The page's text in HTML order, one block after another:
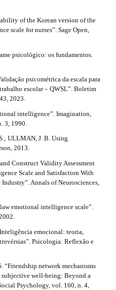
of the Korean version of the
scale for nurses”. Sage Open,
psicológico: os fundamentos.
psicométrica da escala para
escolar – QWSL”. Boletim
2023.
intelligence”. Imagination,
3, 1990.
ULLMAN, J. B. Using
2013.
Construct Validity Assessment
Scale and Satisfaction With
Annals of Neurosciences,
emotional intelligence scale”.
emocional: teoria,
Psicologia: Reflexão e
“Friendship network mechanisms
well-being: Beyond a
Psychology, vol. 160, n. 4,